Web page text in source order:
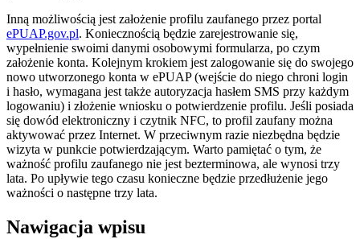
Inną możliwością jest założenie profilu zaufanego przez portal
ePUAP.gov.pl. Koniecznością będzie zarejestrowanie się,
wypełnienie swoimi danymi osobowymi formularza, po czym
założenie konta. Kolejnym krokiem jest zalogowanie się do swojego
nowo utworzonego konta w ePUAP (wejście do niego chroni login
i hasło, wymagana jest także autoryzacja hasłem SMS przy każdym
logowaniu) i złożenie wniosku o potwierdzenie profilu. Jeśli posiada
się dowód elektroniczny i czytnik NFC, to profil zaufany można
aktywować przez Internet. W przeciwnym razie niezbędna będzie
wizyta w punkcie potwierdzającym. Warto pamiętać o tym, że
ważność profilu zaufanego nie jest bezterminowa, ale wynosi trzy
lata. Po upływie tego czasu konieczne będzie przedłużenie jego
ważności o następne trzy lata.
Nawigacja wpisu